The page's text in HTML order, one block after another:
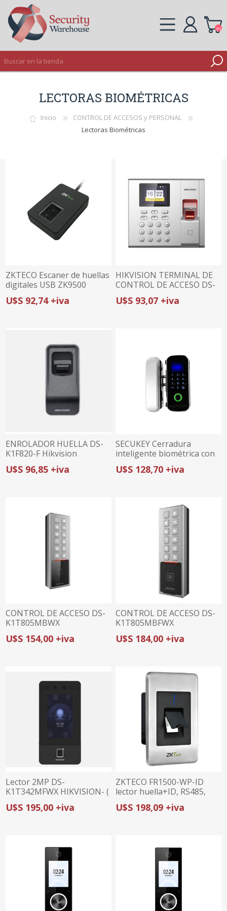
INICIAR SESIÓN
(0)
LECTORAS BIOMÉTRICAS
Inicio
CONTROL DE ACCESOS y PERSONAL
Lectoras Biométricas
ZKTECO Escaner de huellas
digitales USB ZK9500
U$S 92,74 +iva
HIKVISION TERMINAL DE
CONTROL DE ACCESO DS-
K1T8003MF | HUELLA Y
TARJETA MIFARE |
U$S 93,07 +iva
ENROLADOR HUELLA DS-
K1F820-F Hikvision
U$S 96,85 +iva
SECUKEY Cerradura
inteligente biométrica con
teclado para vidrio CD-108
U$S 128,70 +iva
CONTROL DE ACCESO DS-
K1T805MBWX
(teclado/tarjeta) HIKVISION
U$S 154,00 +iva
CONTROL DE ACCESO DS-
K1T805MBFWX
(huella/teclado/tarjeta)
HIKVISION
U$S 184,00 +iva
Lector 2MP DS-
K1T342MFWX HIKVISION- (
Facial+huella +tarjeta)
U$S 195,00 +iva
ZKTECO FR1500-WP-ID
lector huella+ID, RS485,
Green Label, IP66, paneles
inBIO
U$S 198,09 +iva